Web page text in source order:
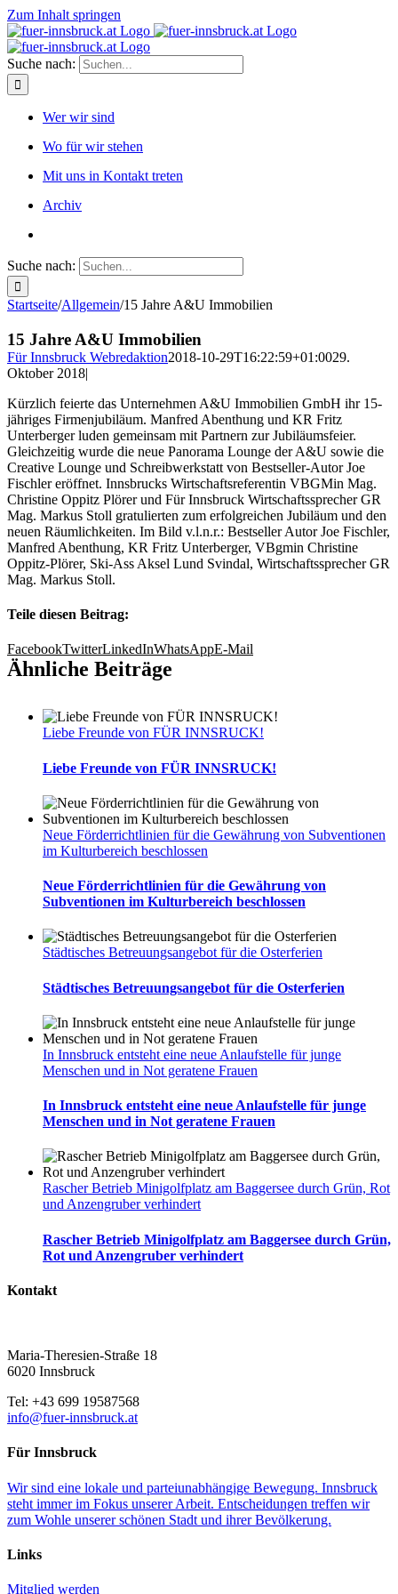
Zum Inhalt springen
Suche nach:
Wer wir sind
Wo für wir stehen
Mit uns in Kontakt treten
Archiv
Suche nach:
Startseite/Allgemein/15 Jahre A&U Immobilien
15 Jahre A&U Immobilien
Für Innsbruck Webredaktion2018-10-29T16:22:59+01:0029.
Oktober 2018|
Kürzlich feierte das Unternehmen A&U Immobilien GmbH ihr 15-
jähriges Firmenjubiläum. Manfred Abenthung und KR Fritz
Unterberger luden gemeinsam mit Partnern zur Jubiläumsfeier.
Gleichzeitig wurde die neue Panorama Lounge der A&U sowie die
Creative Lounge und Schreibwerkstatt von Bestseller-Autor Joe
Fischler eröffnet. Innsbrucks Wirtschaftsreferentin VBGMin Mag.
Christine Oppitz Plörer und Für Innsbruck Wirtschaftssprecher GR
Mag. Markus Stoll gratulierten zum erfolgreichen Jubiläum und den
neuen Räumlichkeiten. Im Bild v.l.n.r.: Bestseller Autor Joe Fischler,
Manfred Abenthung, KR Fritz Unterberger, VBgmin Christine
Oppitz-Plörer, Ski-Ass Aksel Lund Svindal, Wirtschaftssprecher GR
Mag. Markus Stoll.
Teile diesen Beitrag:
FacebookTwitterLinkedInWhatsAppE-Mail
Ähnliche Beiträge
Liebe Freunde von FÜR INNSRUCK!
Liebe Freunde von FÜR INNSRUCK!
Neue Förderrichtlinien für die Gewährung von Subventionen
im Kulturbereich beschlossen
Neue Förderrichtlinien für die Gewährung von
Subventionen im Kulturbereich beschlossen
Städtisches Betreuungsangebot für die Osterferien
Städtisches Betreuungsangebot für die Osterferien
In Innsbruck entsteht eine neue Anlaufstelle für junge
Menschen und in Not geratene Frauen
In Innsbruck entsteht eine neue Anlaufstelle für junge
Menschen und in Not geratene Frauen
Rascher Betrieb Minigolfplatz am Baggersee durch Grün, Rot
und Anzengruber verhindert
Rascher Betrieb Minigolfplatz am Baggersee durch Grün,
Rot und Anzengruber verhindert
Kontakt
Maria-Theresien-Straße 18
6020 Innsbruck
Tel: +43 699 19587568
info@fuer-innsbruck.at
Für Innsbruck
Wir sind eine lokale und parteiunabhängige Bewegung. Innsbruck
steht immer im Fokus unserer Arbeit. Entscheidungen treffen wir
zum Wohle unserer schönen Stadt und ihrer Bevölkerung.
Links
Mitglied werden